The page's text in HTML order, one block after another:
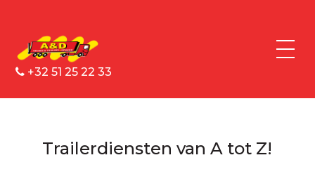
+32 51 25 22 33
Trailerdiensten van A tot Z!